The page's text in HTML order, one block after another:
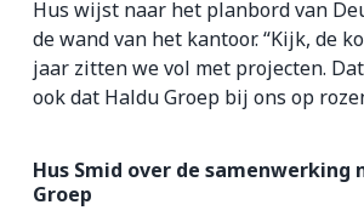
Hus wijst naar het planbord van
de wand van het kantoor. “Kijk, de
jaar zitten we vol met projecten.
ook dat Haldu Groep bij ons op
Hus Smid over de samenwerking
Groep